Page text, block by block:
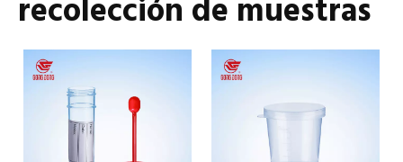
recolección de muestras